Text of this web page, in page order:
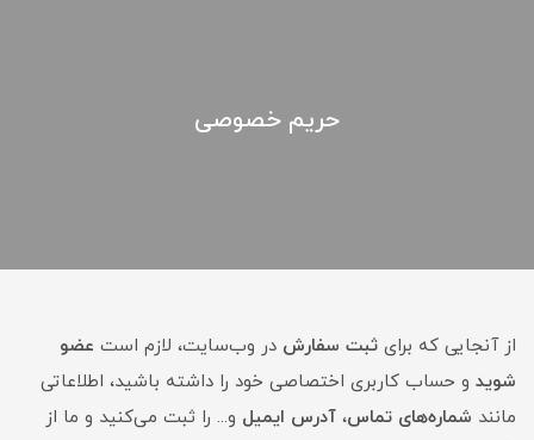
حریم خصوصی
از آنجایی که برای ثبت سفارش در وب‌سایت، لازم است عضو
شوید و حساب کاربری اختصاصی خود را داشته باشید، اطلاعاتی
مانند شماره‌های تماس، آدرس ایمیل و... را ثبت می‌کنید و ما از